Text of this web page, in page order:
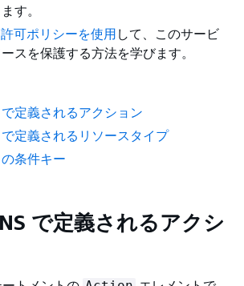
す。
可ポリシーを使用して、このサービ
スを保護する方法を学びます。
定義されるアクション
定義されるリソースタイプ
条件キー
で定義されるアクシ